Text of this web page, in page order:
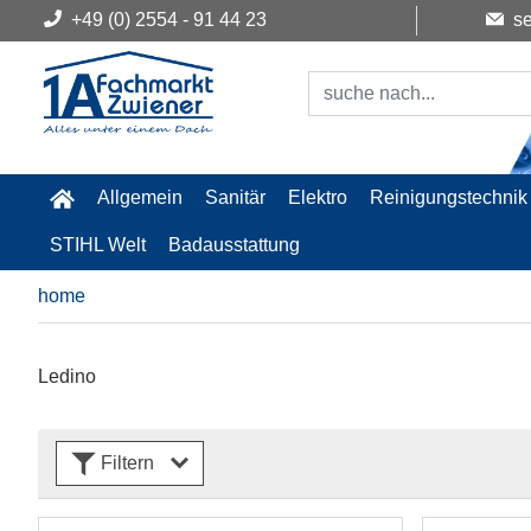
+49 (0) 2554 - 91 44 23
Allgemein Sanitär Elektro Reinigungstechnik
STIHL Welt Badausstattung
home
Ledino
Filtern